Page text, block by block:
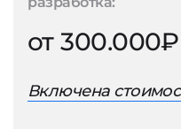
от 300.000₽
Включена